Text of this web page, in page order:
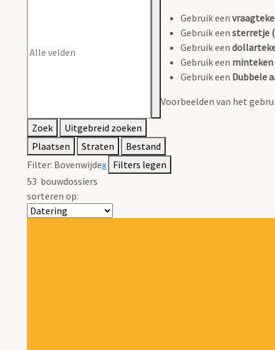
Gebruik een
Gebruik een sterretje
Gebruik een
Gebruik een minteken
Gebruik een Dubbele
Voorbeelden van het
Zoek
Uitgebreid zoeken
Plaatsen
Straten
Bestand
Filter: Bovenwijdex Filters legen
53 bouwdossiers
sorteren op: